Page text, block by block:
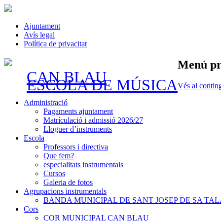
Ajuntament
Avís legal
Política de privacitat
CAN BLAU
ESCOLA DE MÚSICA
Menú
Vés al
Administració
Pagaments ajuntament
Matrículació i admissió 2026/27
Lloguer d’instruments
Escola
Professors i directiva
Que fem?
especialitats instrumentals
Cursos
Galeria de fotos
Agrupacions instrumentals
BANDA MUNICIPAL DE SANT JOSEP DE SA
Cors
COR MUNICIPAL CAN BLAU